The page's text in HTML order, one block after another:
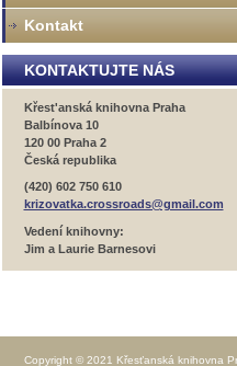
Kontakt
KONTAKTUJTE NÁS
Křest'anská knihovna Praha
Balbínova 10
120 00 Praha 2
Česká republika
(420) 602 750 610
krizovatka.crossroads@gmail.com
Vedení knihovny:
Jim a Laurie Barnesovi
Copyright © 2021 Křesťanská knihovna